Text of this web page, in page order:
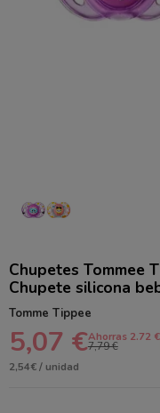
Chupetes Tommee
Chupete silicona
Tomme Tippee
5,07 €Ahorras 2.72 €
7,79 €
2,54€ / unidad